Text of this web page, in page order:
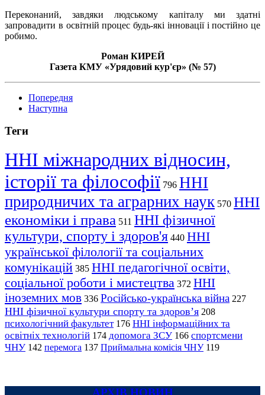
Переконаний, завдяки людському капіталу ми здатні
запровадити в освітній процес будь-які інновації і постійно це
робимо.
Роман КИРЕЙ
Газета КМУ «Урядовий кур'єр» (№ 57)
Попередня
Наступна
Теги
ННІ міжнародних відносин,
історії та філософії 796 ННІ
природничих та аграрних наук 570 ННІ
економіки і права 511 ННІ фізичної
культури, спорту і здоров'я 440 ННІ
української філології та соціальних
комунікацій 385 ННІ педагогічної освіти,
соціальної роботи і мистецтва 372 ННІ
іноземних мов 336 Російсько-українська війна 227
ННІ фізичної культури спорту та здоров’я 208
психологічний факультет 176 ННІ інформаційних та
освітніх технологій 174 допомога ЗСУ 166 спортсмени
ЧНУ 142 перемога 137 Приймальна комісія ЧНУ 119
АРХІВ НОВИН